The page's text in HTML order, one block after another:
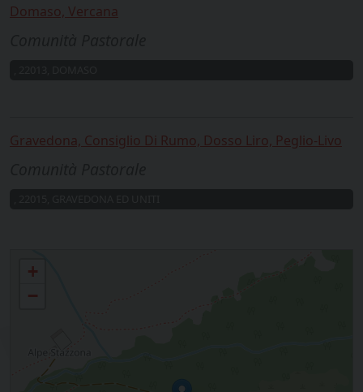
Domaso, Vercana
Gravedona, Consiglio Di Rumo, Dosso Liro, Peglio-Livo
+
−